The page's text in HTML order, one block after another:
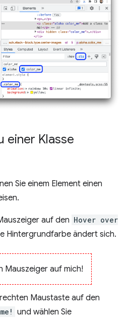
einer Klasse
Sie einem Element einen
auf den Hover over
Hintergrundfarbe ändert sich.
Mauszeiger auf mich!
Maustaste auf den
und wählen Sie